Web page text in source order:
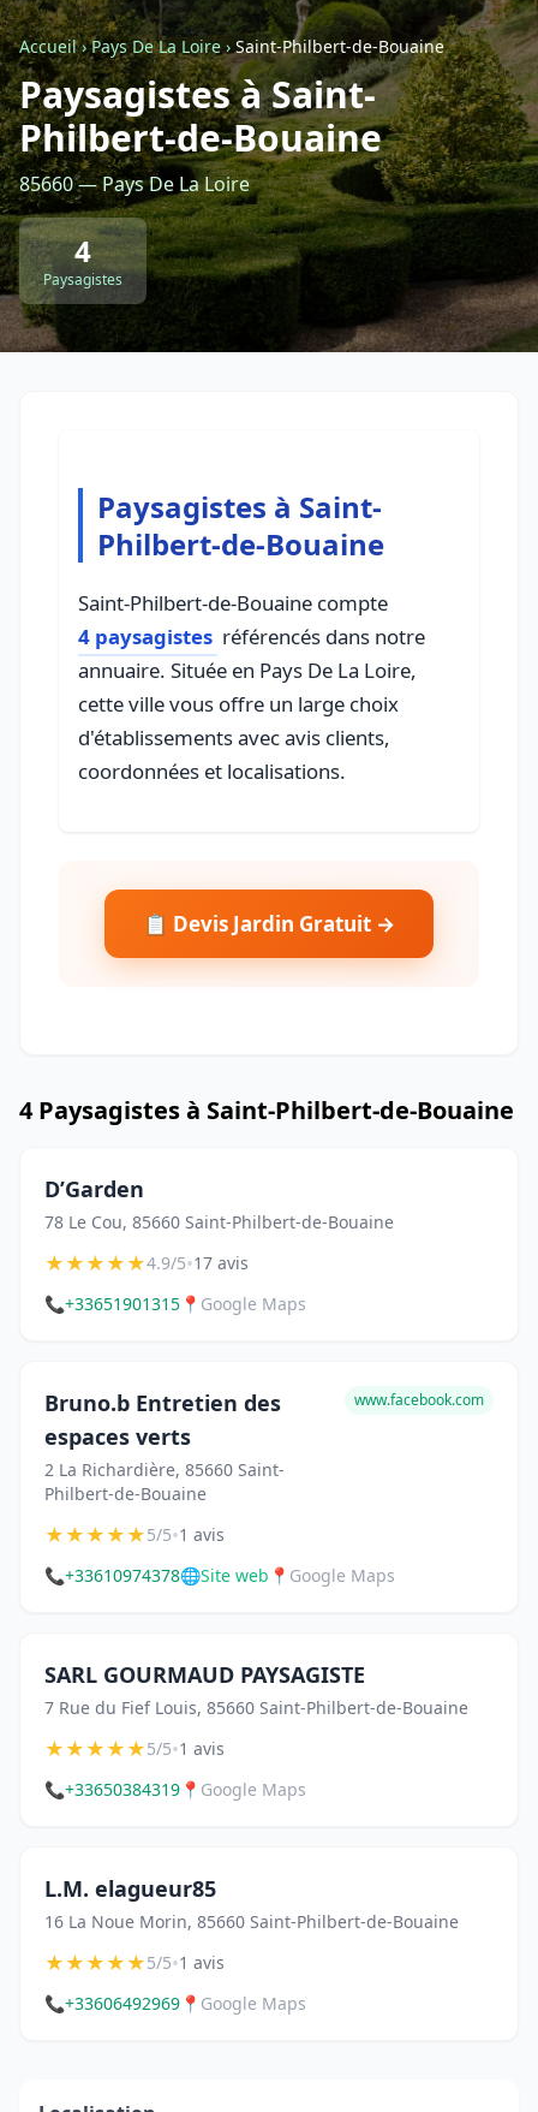
Retour à la liste des métiers
CGU-Confidentialité- Service proposé parViteUnDevis.com - Vous
Accueil›Pays De La Loire › Saint-Philbert-de-Bouaine
Paysagistes à Saint-
Philbert-de-Bouaine
85660 — Pays De La Loire
4
Paysagistes
Paysagistes à Saint-
Philbert-de-Bouaine
Saint-Philbert-de-Bouaine compte
4 paysagistes référencés dans notre
annuaire. Située en Pays De La Loire,
cette ville vous offre un large choix
d'établissements avec avis clients,
coordonnées et localisations.
📋 Devis Jardin Gratuit →
4 Paysagistes à Saint-Philbert-de-Bouaine
D’Garden
78 Le Cou, 85660 Saint-Philbert-de-Bouaine
★★★★★4.9/5•17 avis
📞+33651901315 📍 Google Maps
Bruno.b Entretien des
espaces verts
2 La Richardière, 85660 Saint-
Philbert-de-Bouaine
www.facebook.com
★★★★★5/5•1 avis
📞+33610974378🌐Site web 📍 Google Maps
SARL GOURMAUD PAYSAGISTE
7 Rue du Fief Louis, 85660 Saint-Philbert-de-Bouaine
★★★★★5/5•1 avis
📞+33650384319 📍 Google Maps
L.M. elagueur85
16 La Noue Morin, 85660 Saint-Philbert-de-Bouaine
★★★★★5/5•1 avis
📞+33606492969 📍 Google Maps